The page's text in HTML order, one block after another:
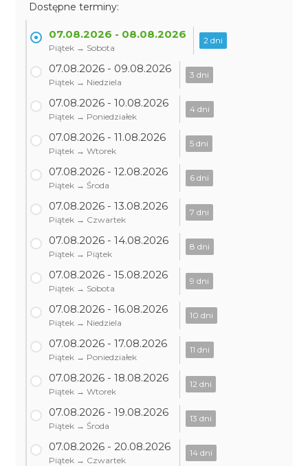
Dostępne terminy:
07.08.2026 - 08.08.2026
Piątek → Sobota
2 dni
07.08.2026 - 09.08.2026
Piątek → Niedziela
3 dni
07.08.2026 - 10.08.2026
Piątek → Poniedziałek
4 dni
07.08.2026 - 11.08.2026
Piątek → Wtorek
5 dni
07.08.2026 - 12.08.2026
Piątek → Środa
6 dni
07.08.2026 - 13.08.2026
Piątek → Czwartek
7 dni
07.08.2026 - 14.08.2026
Piątek → Piątek
8 dni
07.08.2026 - 15.08.2026
Piątek → Sobota
9 dni
07.08.2026 - 16.08.2026
Piątek → Niedziela
10 dni
07.08.2026 - 17.08.2026
Piątek → Poniedziałek
11 dni
07.08.2026 - 18.08.2026
Piątek → Wtorek
12 dni
07.08.2026 - 19.08.2026
Piątek → Środa
13 dni
07.08.2026 - 20.08.2026
Piątek → Czwartek
14 dni